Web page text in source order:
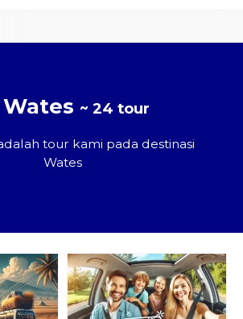
Wates ~ 24 tour
tour kami pada destinasi
Wates